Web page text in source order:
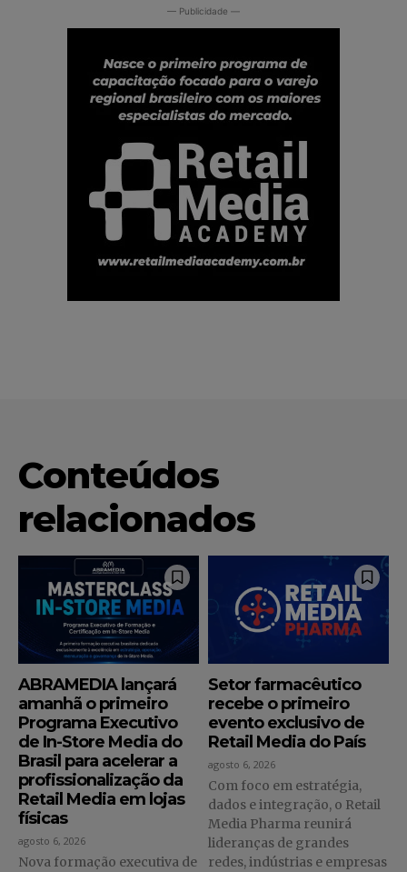
— Publicidade —
Conteúdos
relacionados
ABRAMEDIA lançará
amanhã o primeiro
Programa Executivo
de In-Store Media do
Brasil para acelerar a
profissionalização da
Retail Media em lojas
físicas
agosto 6, 2026
Nova formação executiva de
Setor farmacêutico
recebe o primeiro
evento exclusivo de
Retail Media do País
agosto 6, 2026
Com foco em estratégia,
dados e integração, o Retail
Media Pharma reunirá
lideranças de grandes
redes, indústrias e empresas